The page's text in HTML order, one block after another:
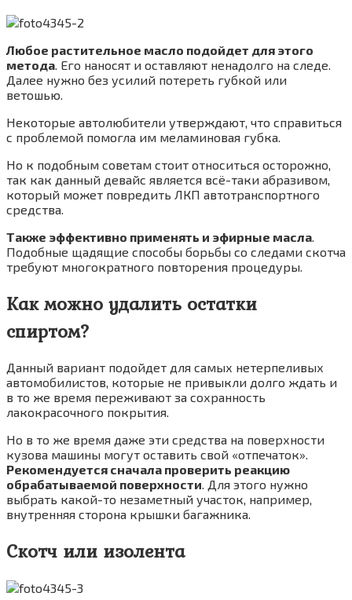
Любое растительное масло подойдет для этого
метода . Его наносят и оставляют ненадолго на следе.
Далее нужно без усилий потереть губкой или
ветошью.
Некоторые автолюбители утверждают, что справиться
с проблемой помогла им меламиновая губка.
Но к подобным советам стоит относиться осторожно,
так как данный девайс является всё-таки абразивом,
который может повредить ЛКП автотранспортного
средства.
Также эффективно применять и эфирные масла
Подобные щадящие способы борьбы со следами скотча
требуют многократного повторения процедуры.
Как можно удалить остатки
спиртом?
Данный вариант подойдет для самых нетерпеливых
автомобилистов, которые не привыкли долго ждать и
в то же время переживают за сохранность
лакокрасочного покрытия.
Но в то же время даже эти средства на поверхности
кузова машины могут оставить свой «отпечаток».
Рекомендуется сначала проверить реакцию
обрабатываемой поверхности. Для этого нужно
выбрать какой-то незаметный участок, например,
внутренняя сторона крышки багажника.
Скотч или изолента